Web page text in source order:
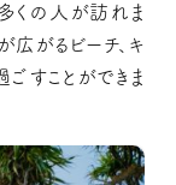
くの人が訪れま
広がるビーチ、キ
ごすことができま